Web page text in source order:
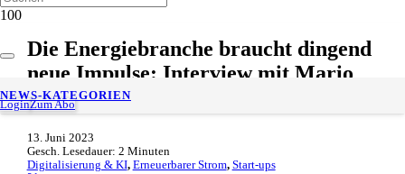
LoginZum Abo
NEWS-KATEGORIEN
Die Energiebranche braucht dingend
neue Impulse: Interview mit Mario
Weißensteiner von stromee (eot+)
13. Juni 2023
Gesch. Lesedauer: 2 Minuten
Digitalisierung & KI, Erneuerbarer Strom, Start-ups